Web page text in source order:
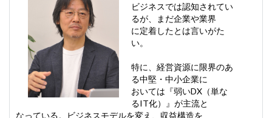
ビジネスでは認知されてい
るが、まだ企業や業界
に定着したとは言いがた
い。
特に、経営資源に限界のあ
る中堅・中小企業に
おいては『弱いDX（単な
るIT化）』が主流と
なっている。ビジネスモデルを変え、収益構造を